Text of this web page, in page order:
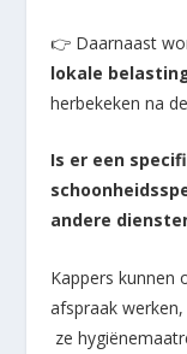
👉 Daarnaast
lokale
herbekeken na
Is er een
andere
Kappers kunnen
afspraak
ze